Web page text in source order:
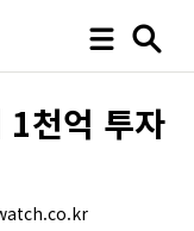
1천억 투자